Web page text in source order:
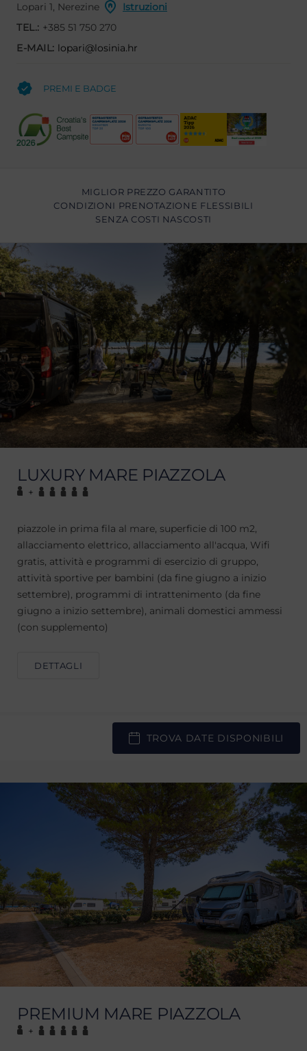
Lopari 1, Nerezine
Istruzioni
TEL.: +385 51 750 270
E-MAIL: lopari@losinia.hr
PREMI E BADGE
MIGLIOR PREZZO GARANTITO
CONDIZIONI PRENOTAZIONE FLESSIBILI
SENZA COSTI NASCOSTI
LUXURY MARE PIAZZOLA
+
piazzole in prima fila al mare, superficie di 100 m2,
allacciamento elettrico, allacciamento all'acqua, Wifi
gratis, attività e programmi di esercizio di gruppo,
attività sportive per bambini (da fine giugno a inizio
settembre), programmi di intrattenimento (da fine
giugno a inizio settembre), animali domestici ammessi
(con supplemento)
DETTAGLI
TROVA DATE DISPONIBILI
PREMIUM MARE PIAZZOLA
+